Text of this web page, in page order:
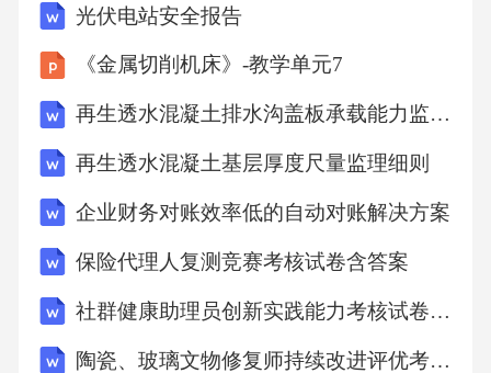
光伏电站安全报告
《金属切削机床》-教学单元7
再生透水混凝土排水沟盖板承载能力监理细则
再生透水混凝土基层厚度尺量监理细则
企业财务对账效率低的自动对账解决方案
保险代理人复测竞赛考核试卷含答案
社群健康助理员创新实践能力考核试卷含答案
陶瓷、玻璃文物修复师持续改进评优考核试卷含答案